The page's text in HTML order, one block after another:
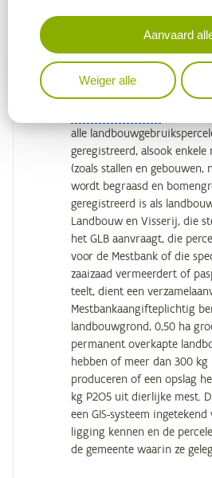
Percelenkaartzijn twee
gebruikt. De analyse
percelen weer die worden
alle
geregistreerd, alsook
(zoals stallen en
wordt begraasd en
geregistreerd is als
Landbouw en Visserij, die
het GLB aanvraagt, die
voor de Mestbank of die
zaaizaad vermeerdert of
teelt, dient een
Mestbankaangifteplichtig
landbouwgrond, 0,50 ha
permanent overkapte
hebben of meer dan 300
produceren of een opslag
kg P2O5 uit dierlijke mest.
een GIS-systeem
ligging kennen en de
de gemeente waarin ze
Aanvaard
Weiger alle